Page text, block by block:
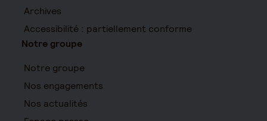
Archives
Accessibilité : partiellement conforme
Notre groupe
Notre groupe
Nos engagements
Nos actualités